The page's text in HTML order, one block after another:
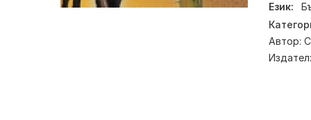
Език:
Автор:
Издател: